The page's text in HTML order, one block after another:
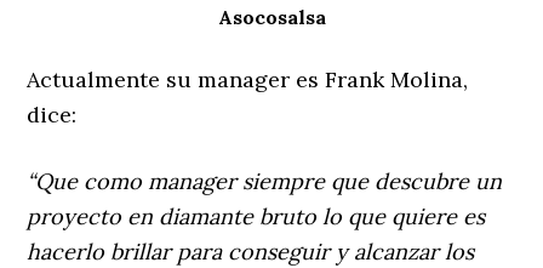
Asocosalsa
Actualmente su manager es Frank Molina,
dice:
“Que como manager siempre que descubre un
proyecto en diamante bruto lo que quiere es
hacerlo brillar para conseguir y alcanzar los